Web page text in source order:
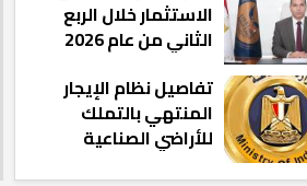
الاستثمار خلال الربع
الثاني من عام 2026
تفاصيل نظام الإيجار
المنتهي بالتملك
للأراضي الصناعية